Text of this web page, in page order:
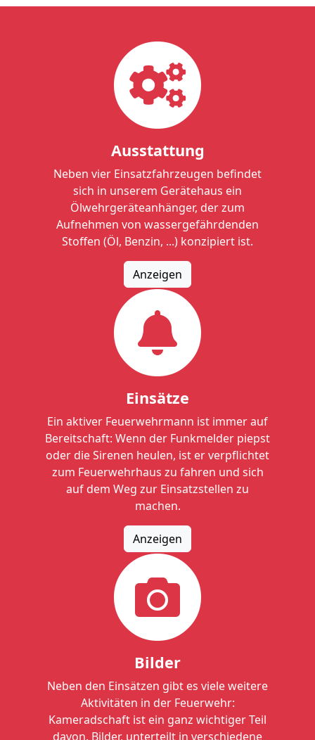
Ausstattung
Neben vier Einsatzfahrzeugen befindet
sich in unserem Gerätehaus ein
Ölwehrgeräteanhänger, der zum
Aufnehmen von wassergefährdenden
Stoffen (Öl, Benzin, ...) konzipiert ist.
Anzeigen
Einsätze
Ein aktiver Feuerwehrmann ist immer auf
Bereitschaft: Wenn der Funkmelder piepst
oder die Sirenen heulen, ist er verpflichtet
zum Feuerwehrhaus zu fahren und sich
auf dem Weg zur Einsatzstellen zu
machen.
Anzeigen
Bilder
Neben den Einsätzen gibt es viele weitere
Aktivitäten in der Feuerwehr:
Kameradschaft ist ein ganz wichtiger Teil
davon. Bilder, unterteilt in verschiedene